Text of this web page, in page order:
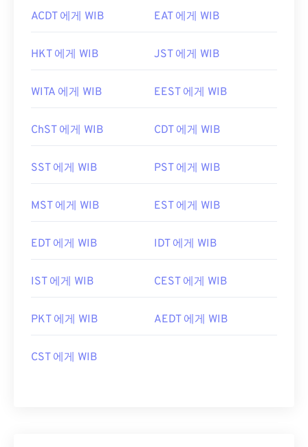
ACDT 에게 WIB EAT 에게 WIB
HKT 에게 WIB JST 에게 WIB
WITA 에게 WIB EEST 에게 WIB
ChST 에게 WIB CDT 에게 WIB
SST 에게 WIB PST 에게 WIB
MST 에게 WIB EST 에게 WIB
EDT 에게 WIB IDT 에게 WIB
IST 에게 WIB CEST 에게 WIB
PKT 에게 WIB AEDT 에게 WIB
CST 에게 WIB